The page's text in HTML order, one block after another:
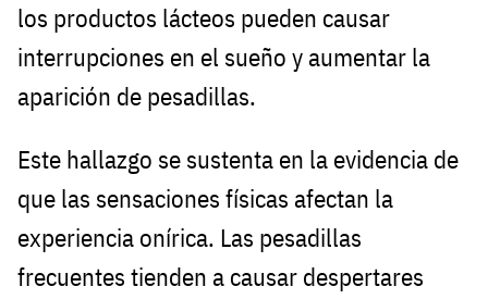
los productos lácteos pueden causar
interrupciones en el sueño y aumentar la
aparición de pesadillas.
Este hallazgo se sustenta en la evidencia de
que las sensaciones físicas afectan la
experiencia onírica. Las pesadillas
frecuentes tienden a causar despertares